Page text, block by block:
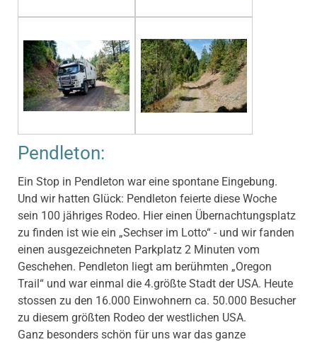
Pendleton:
Ein Stop in Pendleton war eine spontane Eingebung.
Und wir hatten Glück: Pendleton feierte diese Woche
sein 100 jähriges Rodeo. Hier einen Übernachtungsplatz
zu finden ist wie ein „Sechser im Lotto“ - und wir fanden
einen ausgezeichneten Parkplatz 2 Minuten vom
Geschehen. Pendleton liegt am berühmten „Oregon
Trail“ und war einmal die 4.größte Stadt der USA. Heute
stossen zu den 16.000 Einwohnern ca. 50.000 Besucher
zu diesem größten Rodeo der westlichen USA.
Ganz besonders schön für uns war das ganze